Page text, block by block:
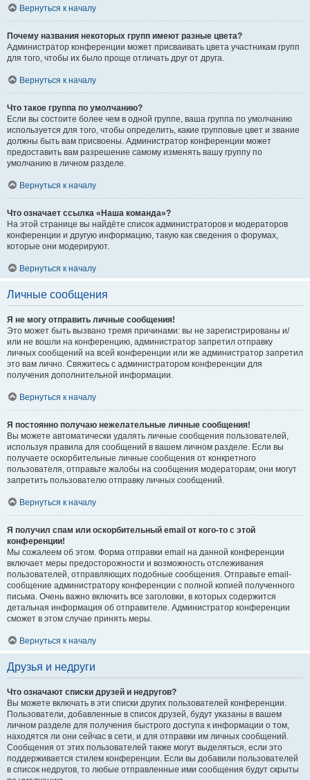
Вернуться к началу
Почему названия некоторых групп имеют разные цвета?
Администратор конференции может присваивать цвета участникам групп
для того, чтобы их было проще отличать друг от друга.
Вернуться к началу
Что такое группа по умолчанию?
Если вы состоите более чем в одной группе, ваша группа по умолчанию
используется для того, чтобы определить, какие групповые цвет и звание
должны быть вам присвоены. Администратор конференции может
предоставить вам разрешение самому изменять вашу группу по
умолчанию в личном разделе.
Вернуться к началу
Что означает ссылка «Наша команда»?
На этой странице вы найдёте список администраторов и модераторов
конференции и другую информацию, такую как сведения о форумах,
которые они модерируют.
Вернуться к началу
Личные сообщения
Я не могу отправить личные сообщения!
Это может быть вызвано тремя причинами: вы не зарегистрированы и/
или не вошли на конференцию, администратор запретил отправку
личных сообщений на всей конференции или же администратор запретил
это вам лично. Свяжитесь с администратором конференции для
получения дополнительной информации.
Вернуться к началу
Я постоянно получаю нежелательные личные сообщения!
Вы можете автоматически удалять личные сообщения пользователей,
используя правила для сообщений в вашем личном разделе. Если вы
получаете оскорбительные личные сообщения от конкретного
пользователя, отправьте жалобы на сообщения модераторам; они могут
запретить пользователю отправку личных сообщений.
Вернуться к началу
Я получил спам или оскорбительный email от кого-то с этой
конференции!
Мы сожалеем об этом. Форма отправки email на данной конференции
включает меры предосторожности и возможность отслеживания
пользователей, отправляющих подобные сообщения. Отправьте email-
сообщение администратору конференции с полной копией полученного
письма. Очень важно включить все заголовки, в которых содержится
детальная информация об отправителе. Администратор конференции
сможет в этом случае принять меры.
Вернуться к началу
Друзья и недруги
Что означают списки друзей и недругов?
Вы можете включать в эти списки других пользователей конференции.
Пользователи, добавленные в список друзей, будут указаны в вашем
личном разделе для получения быстрого доступа к информации о том,
находятся ли они сейчас в сети, и для отправки им личных сообщений.
Сообщения от этих пользователей также могут выделяться, если это
поддерживается стилем конференции. Если вы добавили пользователей
в список недругов, то любые отправленные ими сообщения будут скрыты